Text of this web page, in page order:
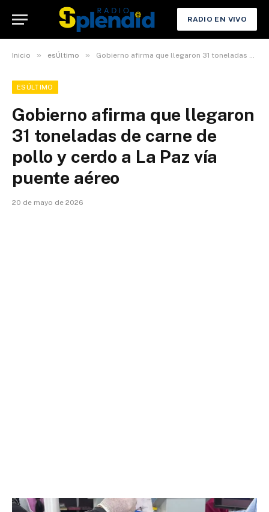
RADIO EN VIVO
Inicio » esÚltimo » Gobierno afirma que llegaron 31 toneladas de carne de pollo y cerdo a La Paz vía puente aéreo
ESÚLTIMO
Gobierno afirma que llegaron
31 toneladas de carne de
pollo y cerdo a La Paz vía
puente aéreo
20 de mayo de 2026